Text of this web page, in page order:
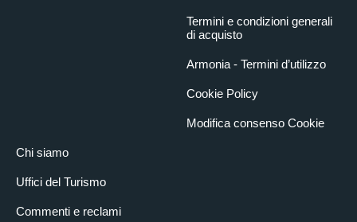
Chi siamo
Uffici del Turismo
Commenti e reclami
Termini e condizioni generali
di acquisto
Armonia - Termini d’utilizzo
Cookie Policy
Modifica consenso Cookie